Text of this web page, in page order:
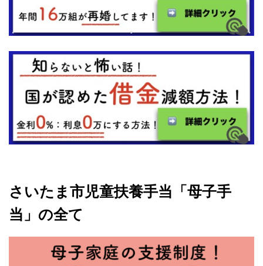
さいたま市児童扶養手当「母子手
当」の全て